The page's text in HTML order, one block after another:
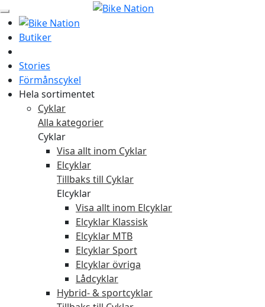
Butiker
Stories
Förmånscykel
Hela sortimentet
Cyklar
Alla kategorier
Cyklar
Visa allt inom Cyklar
Elcyklar
Tillbaks till Cyklar
Elcyklar
Visa allt inom Elcyklar
Elcyklar Klassisk
Elcyklar MTB
Elcyklar Sport
Elcyklar övriga
Lådcyklar
Hybrid- & sportcyklar